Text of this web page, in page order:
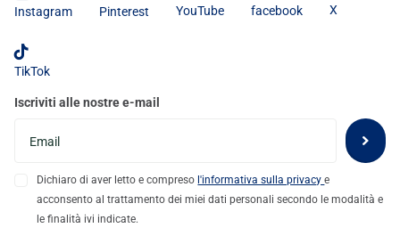
Instagram Pinterest YouTube facebook X
TikTok
Iscriviti alle nostre e-mail
Dichiaro di aver letto e compreso l'informativa sulla privacye
acconsento al trattamento dei miei dati personali secondo le modalità e
le finalità ivi indicate.